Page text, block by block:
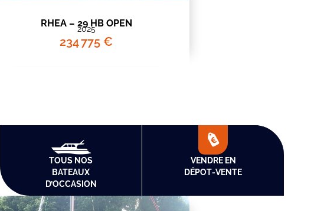
RHEA – 29 HB OPEN
2025
234 775 €
TOUS NOS
BATEAUX
D’OCCASION
VENDRE EN
DÉPOT‑VENTE